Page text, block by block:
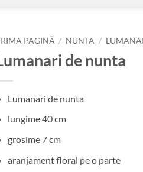
PAGINĂ / NUNTA /
de nunta
Lumanari de nunta
lungime 40 cm
grosime 7 cm
aranjament floral pe o parte